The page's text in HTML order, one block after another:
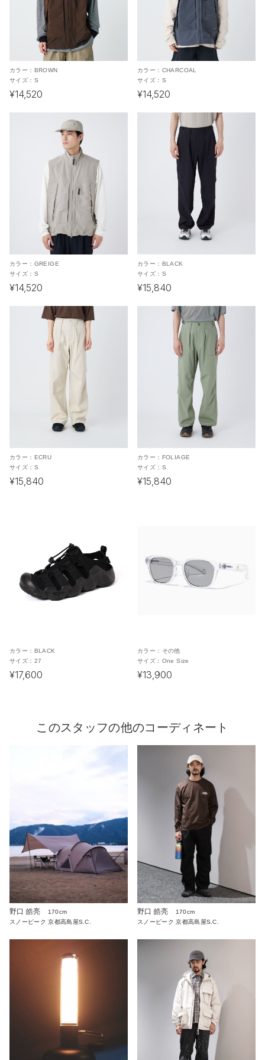
カラー： BROWN
サイズ： S
¥14,520
カラー： CHARCOAL
サイズ： S
¥14,520
カラー： GREIGE
サイズ： S
¥14,520
カラー： BLACK
サイズ： S
¥15,840
カラー： ECRU
サイズ： S
¥15,840
カラー： FOLIAGE
サイズ： S
¥15,840
カラー： BLACK
サイズ： 27
¥17,600
カラー： その他
サイズ： One Size
¥13,900
このスタッフの他のコーディネート
野口 皓亮
170cm
スノーピーク 京都高島屋S.C.
野口 皓亮
170cm
スノーピーク 京都高島屋S.C.